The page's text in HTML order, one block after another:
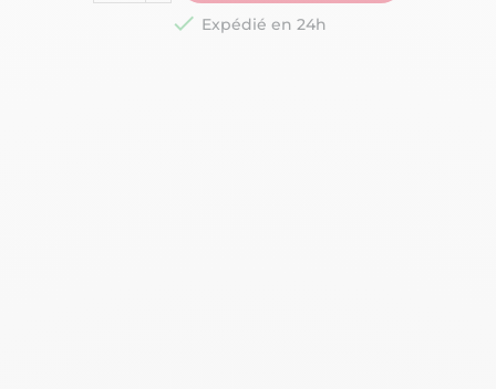
 Expédié en 24h